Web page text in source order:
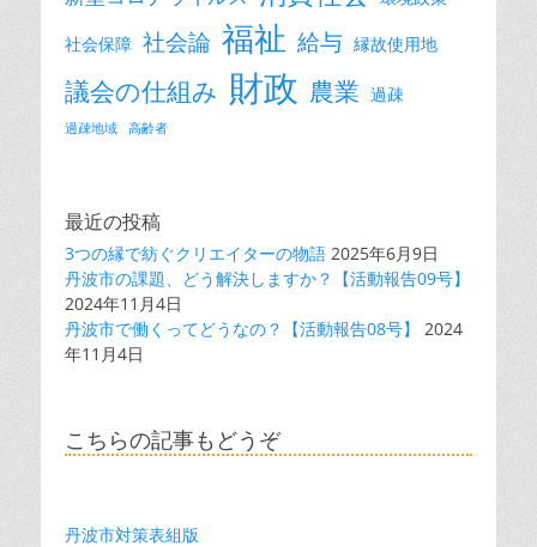
社会保障 社会論 福祉 給与 縁故使用地
議会の仕組み 財政 農業 過疎
過疎地域 高齢者
最近の投稿
3つの縁で紡ぐクリエイターの物語 2025年6月9日
丹波市の課題、どう解決しますか？【活動報告09号】
2024年11月4日
丹波市で働くってどうなの？【活動報告08号】
2024
年11月4日
こちらの記事もどうぞ
丹波市対策表組版